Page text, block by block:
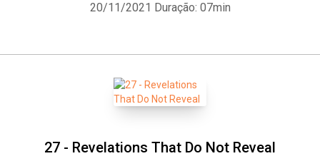
20/11/2021 Duração: 07min
27 - Revelations That Do Not Reveal